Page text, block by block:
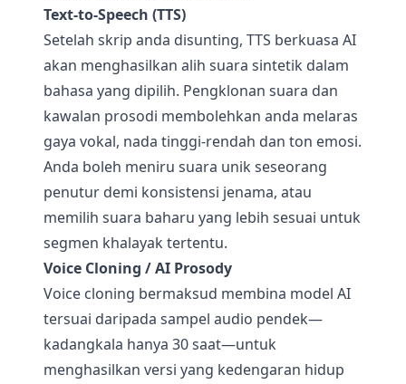
Text-to-Speech (TTS)
Setelah skrip anda disunting, TTS berkuasa AI
akan menghasilkan alih suara sintetik dalam
bahasa yang dipilih. Pengklonan suara dan
kawalan prosodi membolehkan anda melaras
gaya vokal, nada tinggi-rendah dan ton emosi.
Anda boleh meniru suara unik seseorang
penutur demi konsistensi jenama, atau
memilih suara baharu yang lebih sesuai untuk
segmen khalayak tertentu.
Voice Cloning / AI Prosody
Voice cloning bermaksud membina model AI
tersuai daripada sampel audio pendek—
kadangkala hanya 30 saat—untuk
menghasilkan versi yang kedengaran hidup